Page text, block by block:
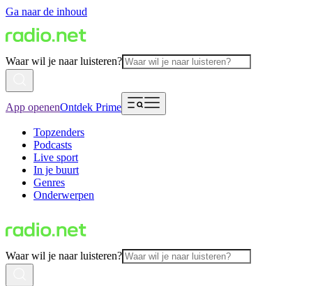
Ga naar de inhoud
Waar wil je naar luisteren?
App openenOntdek Prime
Topzenders
Podcasts
Live sport
In je buurt
Genres
Onderwerpen
Waar wil je naar luisteren?